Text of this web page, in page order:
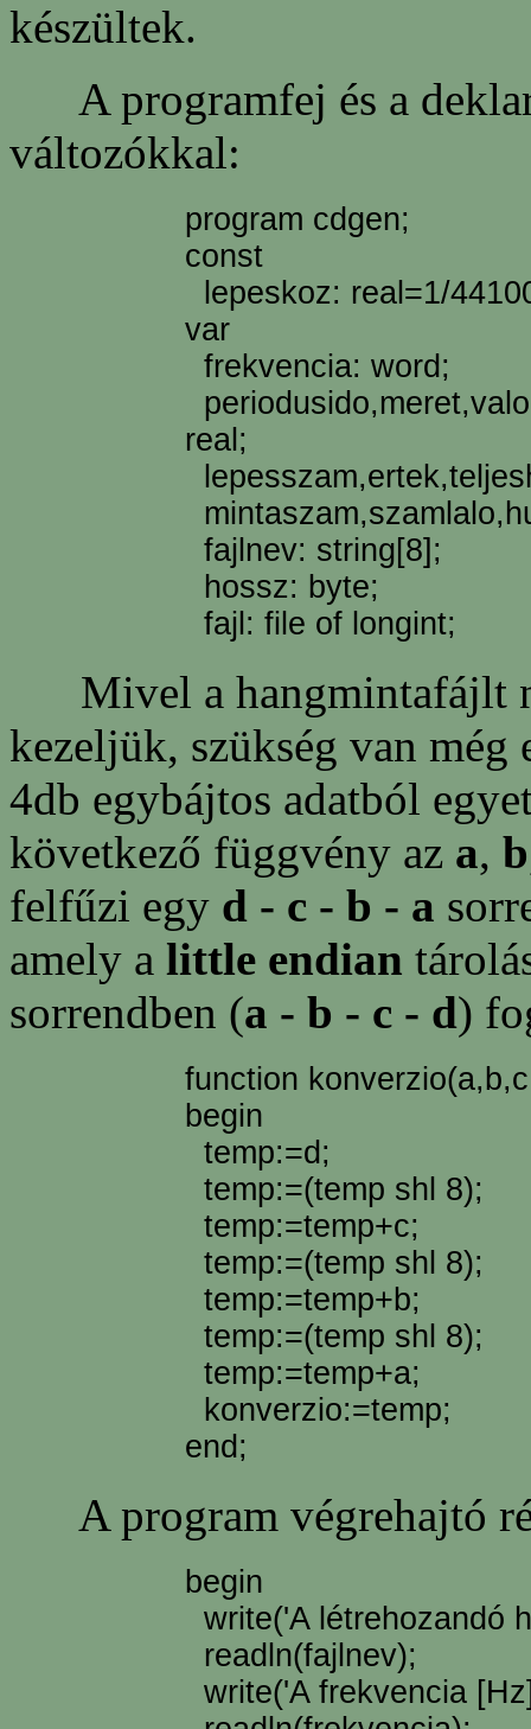
készültek.
A programfej és a
változókkal:
program cdgen;
const
lepeskoz: real=1/
var
frekvencia: word;
real;
fajlnev: string[8];
hossz: byte;
fajl: file of longint;
Mivel a hangmintafájlt
kezeljük, szükség van
4db egybájtos adatból
következő függvény az a, b
felfűzi egy d - c - b - a
amely a little endian
sorrendben (a - b - c - d)
function
begin
temp:=d;
temp:=(temp shl 8);
temp:=temp+c;
temp:=(temp shl 8);
temp:=temp+b;
temp:=(temp shl 8);
temp:=temp+a;
konverzio:=temp;
end;
A program végrehajtó
begin
write('A létrehozandó
readln(fajlnev);
write('A frekvencia